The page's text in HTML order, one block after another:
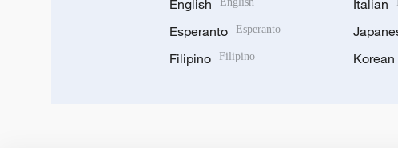
English
Esperanto Esperanto
Filipino Filipino
Italian
Korean